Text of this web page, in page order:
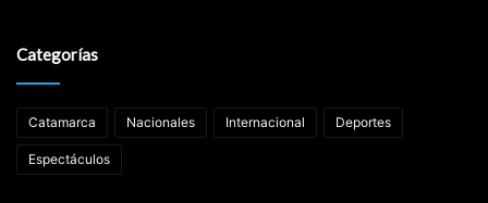
Categorías
Catamarca Nacionales Internacional Deportes
Espectáculos